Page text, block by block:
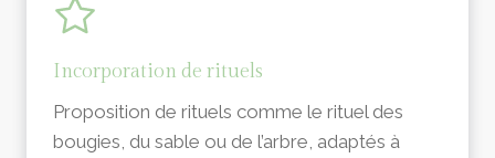
Incorporation de rituels
Proposition de rituels comme le rituel des
bougies, du sable ou de l’arbre, adaptés à